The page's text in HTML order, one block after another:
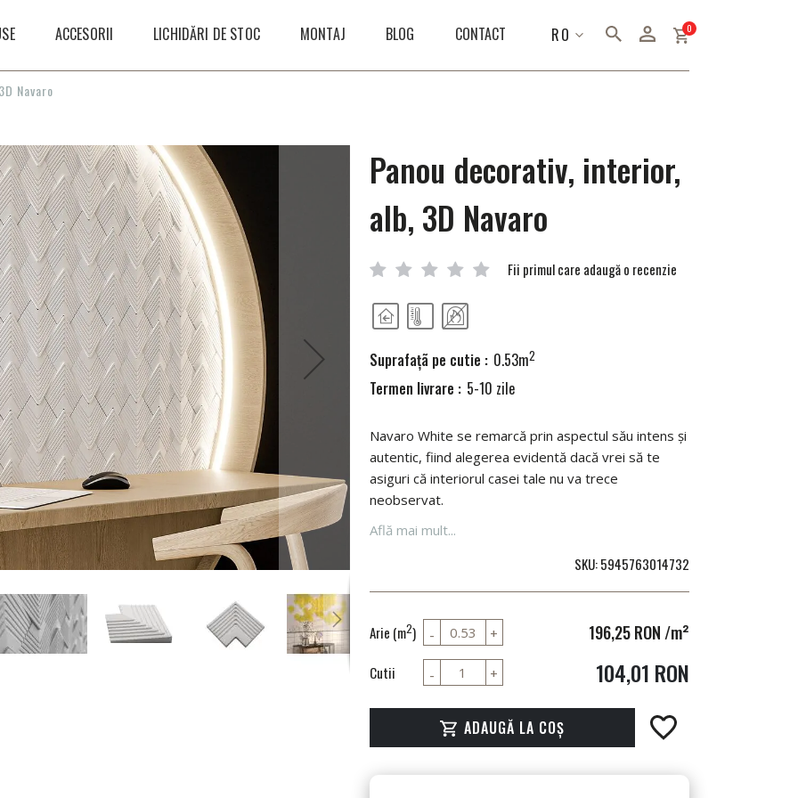
ACCESORII LICHIDĂRI DE STOC MONTAJ BLOG CONTACT LIMBA
RO 0articole
Navaro
Panou decorativ, interior,
alb, 3D Navaro
Fii primul care adaugă o recenzie
Suprafaţã pe cutie : 0.53m2
Termen livrare : 5-10 zile
Navaro White se remarcă prin aspectul său intens și
autentic, fiind alegerea evidentă dacă vrei să te
asiguri că interiorul casei tale nu va trece
neobservat.
Află mai mult...
SKU 5945763014732
Arie (m2) 196,25 RON /m²
104,01 RON
Cutii
ADAUGĂ LA COȘ